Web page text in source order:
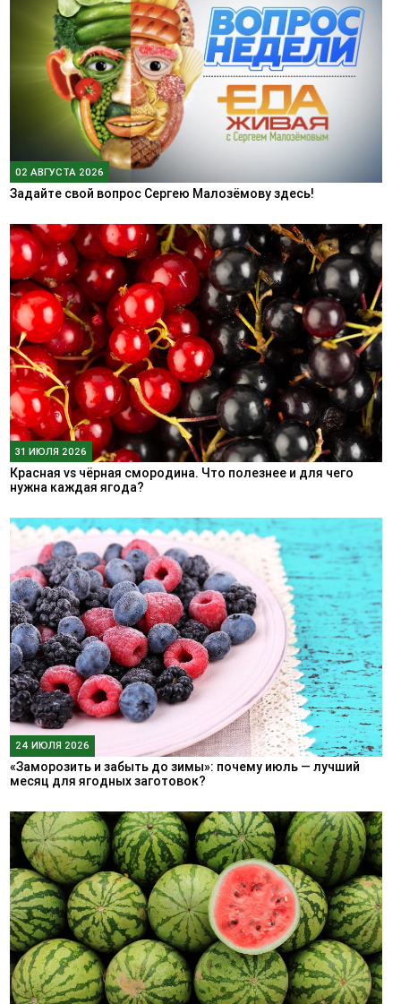
02 АВГУСТА 2026
Задайте свой вопрос Сергею Малозёмову здесь!
31 ИЮЛЯ 2026
Красная vs чёрная смородина. Что полезнее и для чего
нужна каждая ягода?
24 ИЮЛЯ 2026
«Заморозить и забыть до зимы»: почему июль — лучший
месяц для ягодных заготовок?